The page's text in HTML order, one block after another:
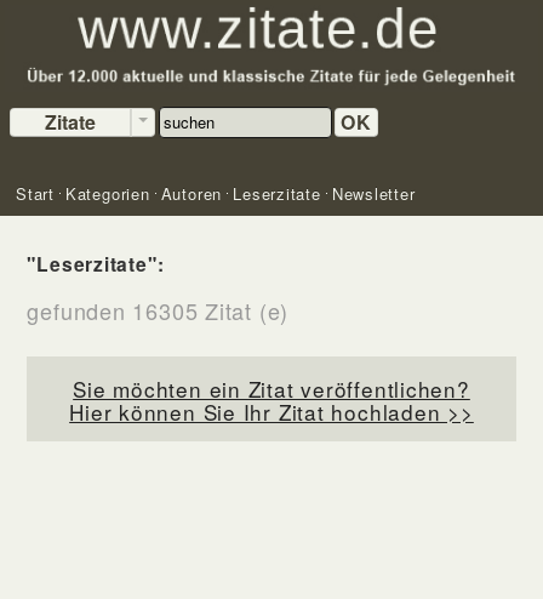
Zitate OK
Start Kategorien Autoren Leserzitate Newsletter
"Leserzitate":
gefunden 16305 Zitat (e)
Sie möchten ein Zitat veröffentlichen?
Hier können Sie Ihr Zitat hochladen >>